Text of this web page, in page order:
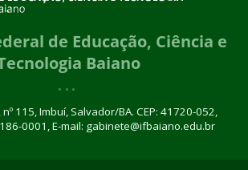
de Educação, Ciência e
Baiano
115, Imbuí, Salvador/BA. CEP: 41720-052,
0001, E-mail: gabinete@ifbaiano.edu.br